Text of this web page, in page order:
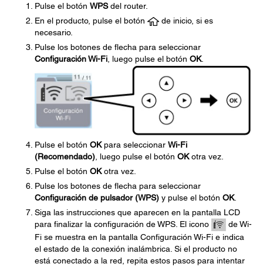
Pulse el botón WPSdel router.
En el producto, pulse el botón
de inicio, si es
necesario.
Pulse los botones de flecha para seleccionar
Configuración Wi-Fi , luego pulse el botón OK.
Pulse el botón OKpara seleccionar Wi-Fi
(Recomendado) , luego pulse el botón OKotra vez.
Pulse el botón OKotra vez.
Pulse los botones de flecha para seleccionar
Configuración de pulsador (WPS) y pulse el botón OK.
Siga las instrucciones que aparecen en la pantalla LCD
para finalizar la configuración de WPS. El icono
de Wi-
Fi se muestra en la pantalla Configuración Wi-Fi e indica
el estado de la conexión inalámbrica. Si el producto no
está conectado a la red, repita estos pasos para intentar